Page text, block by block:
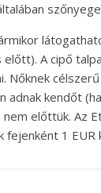
A cipő
Nőknek
adnak kendőt
előttük. Az
fejenként 1